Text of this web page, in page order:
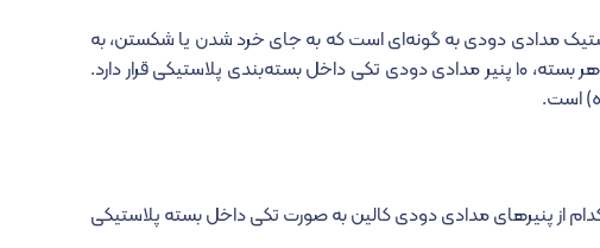
استیک مدادی دودی به گونه‌ای است که به جای خرد شدن یا شکستن، به
صورت نواری جدا می‌شود و همین آن را برای مصارف مختلف ایده‌آل می‌کند. این پنیر در بسته‌بندی ۱۰تایی عرضه شده است و در هر بسته، ۱۰ پنیر مدادی دودی تکی داخل بسته‌بندی پلاستیکی قرار دارد.
است.
محل کار است. هر کدام از پنیرهای مدادی دودی کالین به صورت تکی داخل بسته پلاستیکی